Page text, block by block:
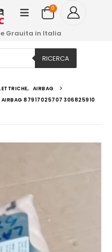
0
Grauita in Italia
RICERCA
, AIRBAG
AIRBAG 87917025707 306825910